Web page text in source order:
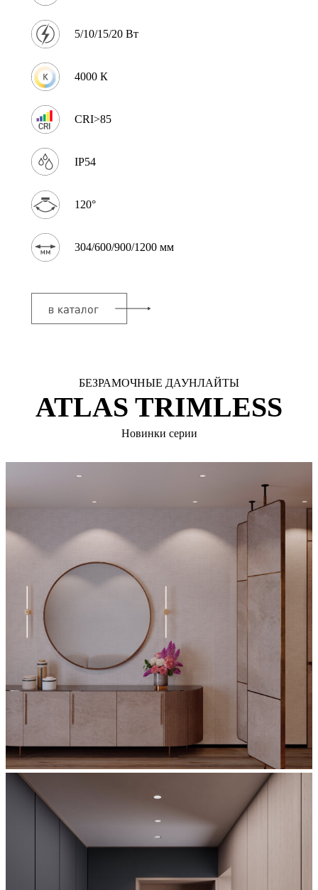
5/10/15/20 Вт
4000 К
CRI>85
IP54
120°
304/600/900/1200 мм
БЕЗРАМОЧНЫЕ ДАУНЛАЙТЫ
ATLAS TRIMLESS
Новинки серии